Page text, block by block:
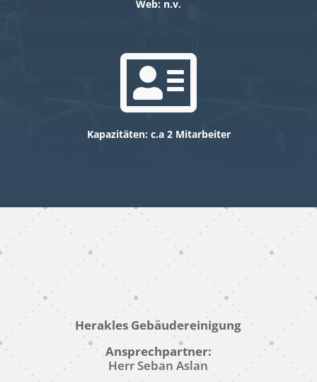
Web: n.v.

Kapazitäten: c.a 2 Mitarbeiter
Herakles Gebäudereinigung
Ansprechpartner:
Herr Seban Aslan